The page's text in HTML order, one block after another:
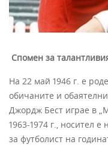
Спомен за
На 22 май 1946 г. е
обичаните и
Джордж Бест играе в
1963-1974 г., носител е
за футболист на